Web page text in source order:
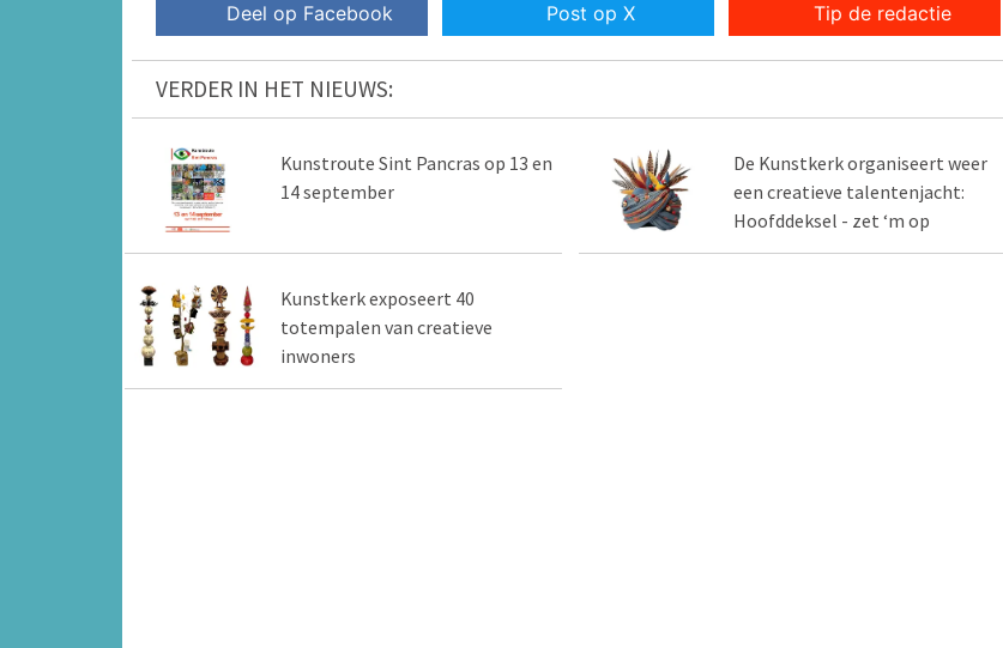
Deel op Facebook Post op X Tip de redactie
VERDER IN HET NIEUWS:
Kunstroute Sint Pancras op 13 en
14 september
De Kunstkerk organiseert weer
een creatieve talentenjacht:
Hoofddeksel - zet ‘m op
Kunstkerk exposeert 40
totempalen van creatieve
inwoners